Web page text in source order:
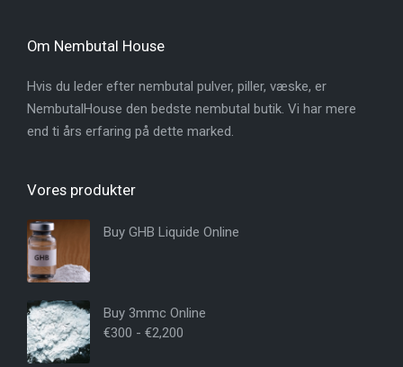
Om Nembutal House
Hvis du leder efter nembutal pulver, piller, væske, er
NembutalHouse den bedste nembutal butik. Vi har mere
end ti års erfaring på dette marked.
Vores produkter
Buy GHB Liquide Online
Buy 3mmc Online
€300 - €2,200